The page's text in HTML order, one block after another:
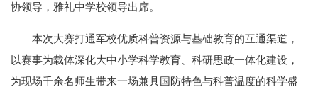
协领导，雅礼中学校领导出席。
本次大赛打通军校优质科普资源与基础教育的互通渠道，
以赛事为载体深化大中小学科学教育、科研思政一体化建设，
为现场千余名师生带来一场兼具国防特色与科普温度的科学盛